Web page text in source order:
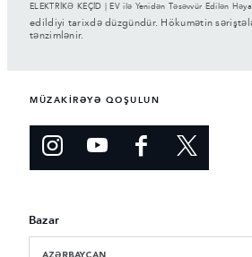
ELEKTRİKƏ KEÇİD | EV ilə Yenidən Təsəvvür Edilən
edildiyi tarixdə düzgündür. Hökumətin
tənzimlənir.
MÜZAKİRƏYƏ QOŞULUN
Bazar